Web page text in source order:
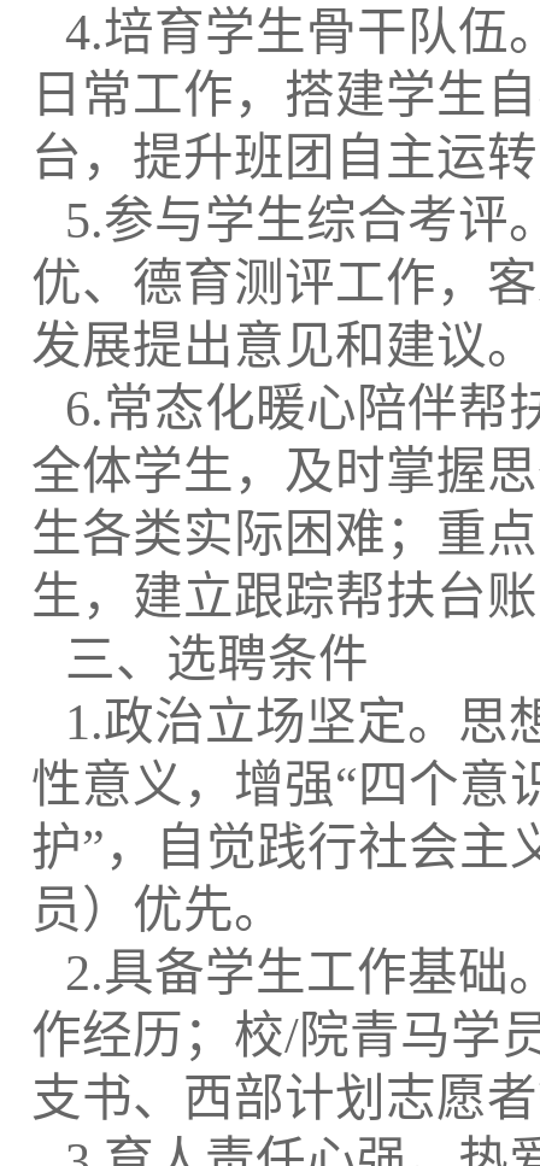
4.培育学生骨干队伍
日常工作，搭建学生
台，提升班团自主运
5.参与学生综合考评
优、德育测评工作，
发展提出意见和建议。
6.常态化暖心陪伴帮
全体学生，及时掌握
生各类实际困难；重
生，建立跟踪帮扶台
三、选聘条件
1.政治立场坚定。思
性意义，增强“四个意
护”，自觉践行社会主
员）优先。
2.具备学生工作基础
作经历；校/院青马学
支书、西部计划志愿